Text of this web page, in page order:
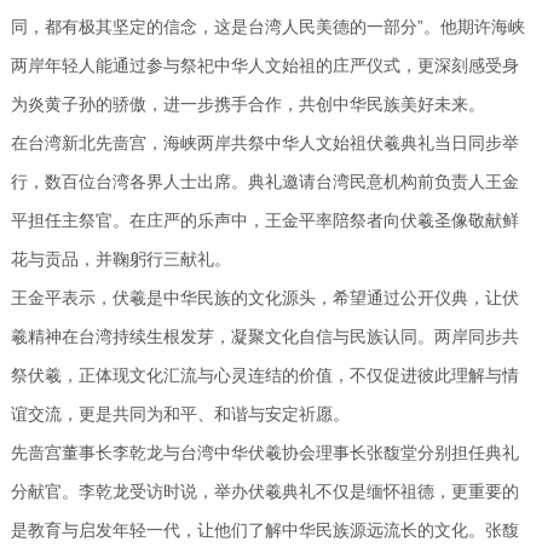
同，都有极其坚定的信念，这是台湾人民美德的一部分”。他期许海峡
两岸年轻人能通过参与祭祀中华人文始祖的庄严仪式，更深刻感受身
为炎黄子孙的骄傲，进一步携手合作，共创中华民族美好未来。
在台湾新北先啬宫，海峡两岸共祭中华人文始祖伏羲典礼当日同步举
行，数百位台湾各界人士出席。典礼邀请台湾民意机构前负责人王金
平担任主祭官。在庄严的乐声中，王金平率陪祭者向伏羲圣像敬献鲜
花与贡品，并鞠躬行三献礼。
王金平表示，伏羲是中华民族的文化源头，希望通过公开仪典，让伏
羲精神在台湾持续生根发芽，凝聚文化自信与民族认同。两岸同步共
祭伏羲，正体现文化汇流与心灵连结的价值，不仅促进彼此理解与情
谊交流，更是共同为和平、和谐与安定祈愿。
先啬宫董事长李乾龙与台湾中华伏羲协会理事长张馥堂分别担任典礼
分献官。李乾龙受访时说，举办伏羲典礼不仅是缅怀祖德，更重要的
是教育与启发年轻一代，让他们了解中华民族源远流长的文化。张馥